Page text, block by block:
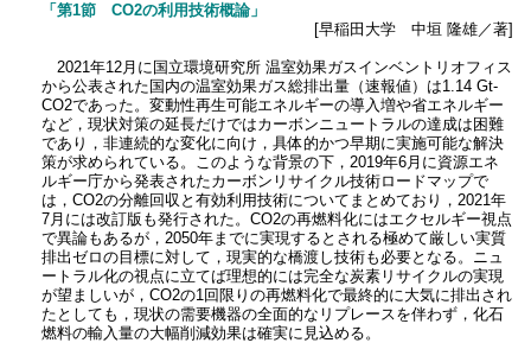
「第1節 CO2の利用技術概論」
[早稲田大学 中垣 隆雄／著]
2021年12月に国立環境研究所 温室効果ガスインベントリオフィス
から公表された国内の温室効果ガス総排出量（速報値）は1.14 Gt-
CO2であった。変動性再生可能エネルギーの導入増や省エネルギー
など，現状対策の延長だけではカーボンニュートラルの達成は困難
であり，非連続的な変化に向け，具体的かつ早期に実施可能な解決
策が求められている。このような背景の下，2019年6月に資源エネ
ルギー庁から発表されたカーボンリサイクル技術ロードマップで
は，CO2の分離回収と有効利用技術についてまとめており，2021年
7月には改訂版も発行された。CO2の再燃料化にはエクセルギー視点
で異論もあるが，2050年までに実現するとされる極めて厳しい実質
排出ゼロの目標に対して，現実的な橋渡し技術も必要となる。ニュ
ートラル化の視点に立てば理想的には完全な炭素リサイクルの実現
が望ましいが，CO2の1回限りの再燃料化で最終的に大気に排出され
たとしても，現状の需要機器の全面的なリプレースを伴わず，化石
燃料の輸入量の大幅削減効果は確実に見込める。